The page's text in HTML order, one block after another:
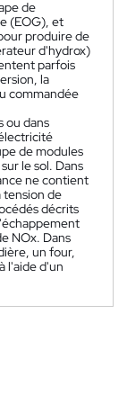
de
(EOG), et
produire de
d'hydrox)
parfois
la
commandée
ou dans
de modules
le sol. Dans
ne contient
tension de
décrits
NOx. Dans
un four,
l'aide d'un